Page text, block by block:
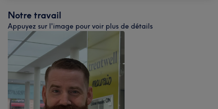
Notre travail
Appuyez sur l'image pour voir plus de détails